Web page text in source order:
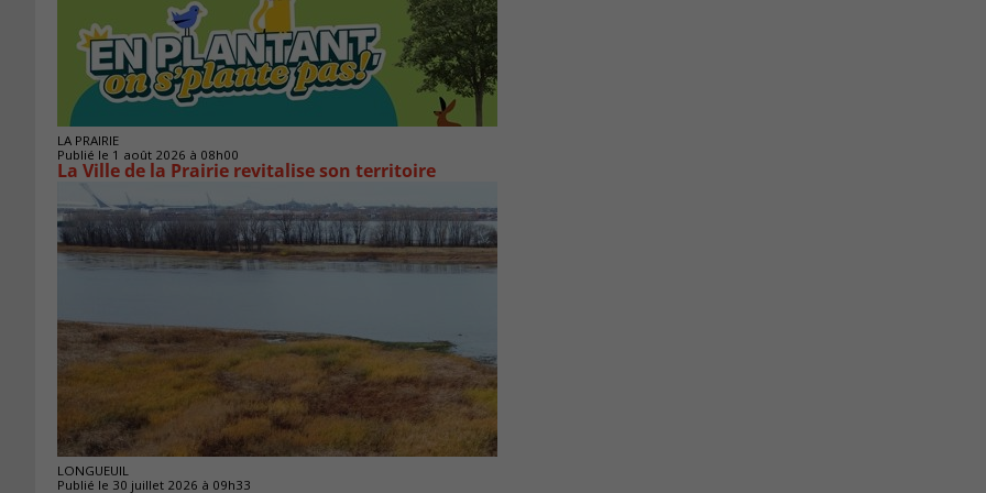
LA PRAIRIE
Publié le 1 août 2026 à 08h00
La Ville de la Prairie revitalise son territoire
LONGUEUIL
Publié le 30 juillet 2026 à 09h33